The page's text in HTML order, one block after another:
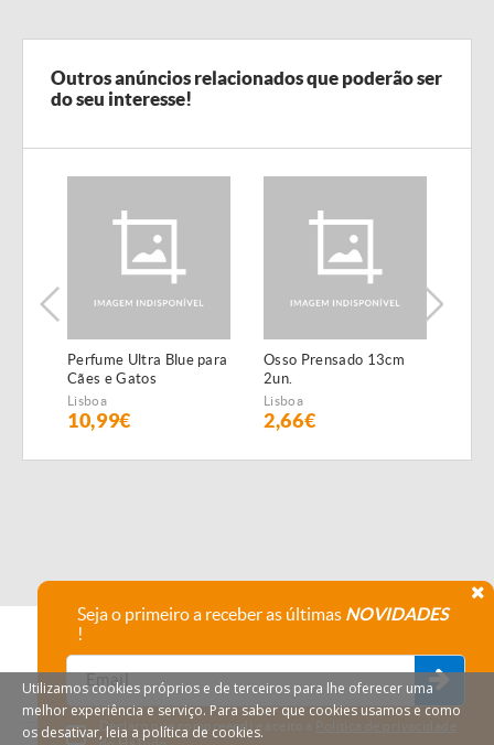
Outros anúncios relacionados que poderão ser
do seu interesse!
Perfume Ultra Blue para
Cães e Gatos
Lisboa
10,99€
Osso Prensado 13cm
2un.
Lisboa
2,66€
Seja o primeiro a receber as últimas NOVIDADES
!
Declaro que compreendi e aceito a Política de privacidade
Utilizamos cookies próprios e de terceiros para lhe oferecer uma
melhor experiência e serviço. Para saber que cookies usamos e como
os desativar, leia a política de cookies.